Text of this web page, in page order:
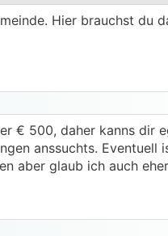
Hier brauchst du
€ 500, daher kanns dir
anssuchts. Eventuell
aber glaub ich auch